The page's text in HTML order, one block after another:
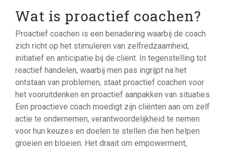
Wat is proactief coachen?
Proactief coachen is een benadering waarbij de coach
zich richt op het stimuleren van zelfredzaamheid,
initiatief en anticipatie bij de cliënt. In tegenstelling tot
reactief handelen, waarbij men pas ingrijpt na het
ontstaan van problemen, staat proactief coachen voor
het vooruitdenken en proactief aanpakken van situaties.
Een proactieve coach moedigt zijn cliënten aan om zelf
actie te ondernemen, verantwoordelijkheid te nemen
voor hun keuzes en doelen te stellen die hen helpen
groeien en bloeien. Het draait om empowerment,